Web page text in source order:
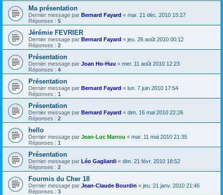
Ma présentation
Dernier message par Bernard Fayard « mar. 21 déc. 2010 15:27
Réponses : 5
Jérémie FEVRIER
Dernier message par Bernard Fayard « jeu. 26 août 2010 00:12
Réponses : 2
Présentation
Dernier message par Joan Ho-Huu « mer. 11 août 2010 12:23
Réponses : 4
Présentation
Dernier message par Bernard Fayard « lun. 7 juin 2010 17:54
Réponses : 1
Présentation
Dernier message par Bernard Fayard « dim. 16 mai 2010 22:26
Réponses : 2
hello
Dernier message par Jean-Luc Marrou « mar. 11 mai 2010 21:35
Réponses : 1
Présentation
Dernier message par Léo Gagliardi « dim. 21 févr. 2010 18:52
Réponses : 2
Fourmis du Cher 18
Dernier message par Jean-Claude Bourdin « jeu. 21 janv. 2010 21:46
Réponses : 3